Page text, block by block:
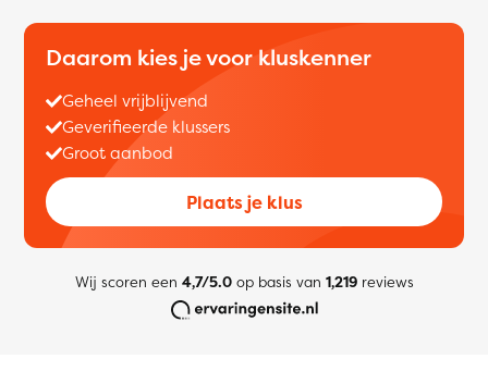
Daarom kies je voor kluskenner
Geheel vrijblijvend
Geverifieerde klussers
Groot aanbod
Plaats je klus
Wij scoren een 4,7/5.0op basis van 1,219reviews